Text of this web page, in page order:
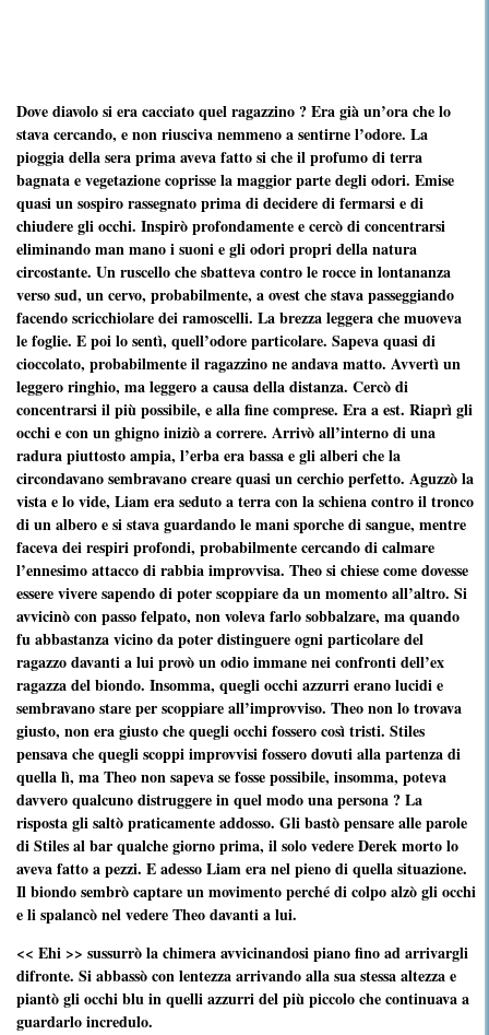
Dove diavolo si era cacciato quel ragazzino ? Era già un’ora che lo
stava cercando, e non riusciva nemmeno a sentirne l’odore. La
pioggia della sera prima aveva fatto si che il profumo di terra
bagnata e vegetazione coprisse la maggior parte degli odori. Emise
quasi un sospiro rassegnato prima di decidere di fermarsi e di
chiudere gli occhi. Inspirò profondamente e cercò di concentrarsi
eliminando man mano i suoni e gli odori propri della natura
circostante. Un ruscello che sbatteva contro le rocce in lontananza
verso sud, un cervo, probabilmente, a ovest che stava passeggiando
facendo scricchiolare dei ramoscelli. La brezza leggera che muoveva
le foglie. E poi lo sentì, quell’odore particolare. Sapeva quasi di
cioccolato, probabilmente il ragazzino ne andava matto. Avvertì un
leggero ringhio, ma leggero a causa della distanza. Cercò di
concentrarsi il più possibile, e alla fine comprese. Era a est. Riaprì gli
occhi e con un ghigno iniziò a correre. Arrivò all’interno di una
radura piuttosto ampia, l’erba era bassa e gli alberi che la
circondavano sembravano creare quasi un cerchio perfetto. Aguzzò la
vista e lo vide, Liam era seduto a terra con la schiena contro il tronco
di un albero e si stava guardando le mani sporche di sangue, mentre
faceva dei respiri profondi, probabilmente cercando di calmare
l’ennesimo attacco di rabbia improvvisa. Theo si chiese come dovesse
essere vivere sapendo di poter scoppiare da un momento all’altro. Si
avvicinò con passo felpato, non voleva farlo sobbalzare, ma quando
fu abbastanza vicino da poter distinguere ogni particolare del
ragazzo davanti a lui provò un odio immane nei confronti dell’ex
ragazza del biondo. Insomma, quegli occhi azzurri erano lucidi e
sembravano stare per scoppiare all’improvviso. Theo non lo trovava
giusto, non era giusto che quegli occhi fossero così tristi. Stiles
pensava che quegli scoppi improvvisi fossero dovuti alla partenza di
quella lì, ma Theo non sapeva se fosse possibile, insomma, poteva
davvero qualcuno distruggere in quel modo una persona ? La
risposta gli saltò praticamente addosso. Gli bastò pensare alle parole
di Stiles al bar qualche giorno prima, il solo vedere Derek morto lo
aveva fatto a pezzi. E adesso Liam era nel pieno di quella situazione.
Il biondo sembrò captare un movimento perché di colpo alzò gli occhi
e li spalancò nel vedere Theo davanti a lui.
<< Ehi >> sussurrò la chimera avvicinandosi piano fino ad arrivargli
difronte. Si abbassò con lentezza arrivando alla sua stessa altezza e
piantò gli occhi blu in quelli azzurri del più piccolo che continuava a
guardarlo incredulo.